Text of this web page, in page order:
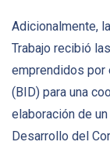
Adicionalmente,
Trabajo recibió
emprendidos por
(BID) para una
elaboración de
Desarrollo del